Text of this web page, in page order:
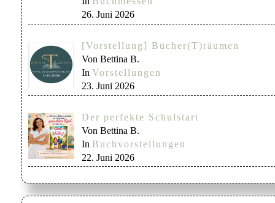
26. Juni 2026
[Vorstellung] Bücher(T)räumen
Von Bettina B.
In Vorstellungen
23. Juni 2026
Der perfekte Schulstart
Von Bettina B.
In Buchvorstellungen
22. Juni 2026